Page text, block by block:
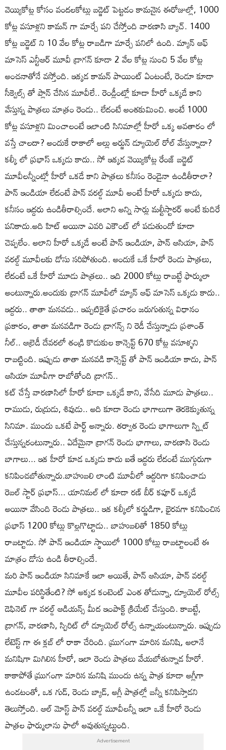
వెయ్యికోట్ల కోసం వందలకోట్లు బడ్జెట్ పెట్టడం కామనైన ఈరోజుల్లో, 1000
కోట్ల వసూళ్లని కామన్ గా మార్చే పని చేస్తోంది వారణాసి బ్యాచ్. 1400
కోట్ల బడ్జెట్ ని 10 వేల కోట్ల రాబడిగా మార్చే పనిలో ఉంది. మ్యాన్ ఆఫ్
మాసెస్ ఎన్టీఆర్ మూవీ డ్రాగన్ కూడా 2 వేల కోట్ల నుంచి 5 వేల కోట్ల
అంచనాతోనే వస్తోంది. ఇక్కడ కామన్ పాయింట్ ఏంటంటే, రెండూ కూడా
సీక్వెల్స్ తో ప్లాన్ చేసిన మూవీలే.. రెండ్లీంట్లో కూడా హీరో ఒక్కడే కాని
వేస్తున్న పాత్రలు మాత్రం రెండు.. లేదంటే అంతకుమించి. అంటే 1000
కోట్ల వసూళ్లని మించాలంటే ఇలాంటి సినిమాల్లో హీరో ఒక్క అవతారం లో
వస్తే చాలదా? అందుకే రాకాలో అల్లు అర్జున్ డ్యూయెల్ రోల్ వేస్తున్నాడా?
కల్కీ లో ప్రభాస్ ఒక్కడు కాదు.. సో ఇక్కడ వెయ్యికోట్ల రేంజ్ బడ్జెట్
మూవీలన్నీంట్లో హీరో ఒకడే కాని పాత్రలు కనీసం రెండైనా ఉండితీరాలా?
పాన్ ఇండియా లేదంటే పాన్ వరల్డ్ మూవీ అంటే హీరో ఒక్కడు కాదు,
కనీసం ఇద్దరు ఉండితీరాల్సిందే. అలాని అన్ని సార్లు మల్టీస్టారర్ అంటే కుదిరే
పనికాదు.అది హిట్ అయినా ఎవరి ఎకౌంట్ లో పడుతుందో కూడా
చెప్పలేం. అలాని హీరో ఒక్కడే అంటే పాన్ ఇండియా, పాన్ ఆసియా, పాన్
వరల్డ్ మూవీలకు డోసు సరిపోతుంది. అందుకే ఒకే హీరో రెండు పాత్రలు,
లేదంటే ఒకే హీరో మూడు పాత్రలు.. ఇది 2000 కోట్లు రాబట్టే ఫార్ములా
అంటున్నారు.అందుకు డ్రాగన్ మూవీలో మ్యాన్ ఆఫ్ మాసెస్ ఒక్కడు కాదు..
ఇద్దరు.. తాతా మనవడు.. ఇప్పటికైతే ప్రచారం జరుగుతున్న విధానం
ప్రకారం, తాతా మనవడిగా రెండు డ్రాగన్స్ ని రెడీ చేస్తున్నాడు ప్రశాంత్
నీల్.. ఆల్రెడీ దేవరలో తండ్రి కొడుకుల కాన్సెప్ట్ 670 కోట్ల వసూళ్ళని
రాబట్టింది. ఇప్పుడు తాతా మనవడి కాన్సెప్ట్ తో పాన్ ఇండియా కాదు, పాన్
ఆసియా మూవీగా రాబోతోంది డ్రాగన్..
కట్ చేస్తే వారణాసిలో హీరో కూడా ఒక్కడే కాని, వేసేది మూడు పాత్రలు..
రాముడు, రుద్రుడు, శివుడు.. అది కూడా రెండు భాగాలుగా తెరకెక్కుతున్న
సినిమా. ముందు ఒకటే పార్ట్ అన్నారు. తర్వాత రెండు భాగాలుగా స్ప్లిట్
చేస్తున్నరంటున్నారు.. ఏదేమైనా డ్రాగన్ రెండు భాగాలు, వారణాసి రెండు
బాగాలు... ఇక హీరో కూడ ఒక్కడు కాదు ఐతే ఇద్దరు లేదంటే ముగ్గురుగా
కనిపించబోతున్నారు.బాహుబలి లాంటి మూవీలో ఇద్దరిగా కనిపించాడు
రెబల్ స్టార్ ప్రభాస్... యానిమల్ లో కూడా రణ్ బీర్ కపూర్ ఒక్కడే
అయినా వేసింది రెండు పాత్రలు.. ఇక కల్కీలో కర్ణుడిగా, భైరవగా కనిపించిన
ప్రభాస్ 1200 కోట్లు కొల్లగొట్టాడు.. బాహుబలితో 1850 కోట్లు
రాబట్టాడు. సో పాన్ ఇండియా స్థాయిలో 1000 కోట్లు రాబట్టాలంటే ఈ
మాత్రం డోసు ఉండి తీరాల్సిందే.
మరి పాన్ ఇండియా సినిమాకే ఇలా అయితే, పాన్ ఆసియా, పాన్ వరల్డ్
మూవీల పరిస్థితేంటి? సో అక్కడ కంటెంట్ ఎంత తోడున్నా, డ్యూయెల్ రోల్స్
డెఫినెట్ గా వరల్డ్ ఆడియన్స్ మీద ఇంపాక్ట్ క్రియేట్ చేస్తుంది. కాబట్టే,
డ్రాగన్, వారణాసి, స్పిరిట్ లో డ్యూయెల్ రోల్స్ ఉన్నాయంటున్నారు. ఇప్పుడు
లేటెస్ట్ గా ఈ క్లబ్ లో రాకా చేరింది. మ్రుగంగా మారిన మనిషి, అలానే
మనిషిగా మిగిలిన హీరో, ఇలా రెండు పాత్రలు వేయబోతున్నాడ హీరో.
కాకాపోతే మ్రుగంగా మారిన మనిషి ముందు ఉన్న పాత్ర కూడా అగ్లీగా
ఉండటంతో, ఒక గుడ్, రెండు బ్యాడ్, అగ్లీ పాత్రల్లో బన్నీ కనిపిస్తాడని
తెలుస్తోంది. ఆల్ మోస్ట్ పాన్ వరల్డ్ మూవీలన్నీ ఇలా ఒకే హీరో రెండు
పాత్రల ఫార్ములాను ఫాలో అవుతున్నట్టుంది.